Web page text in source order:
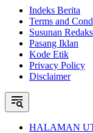
Indeks Berita
Terms and
Susunan
Pasang Iklan
Kode Etik
Privacy Policy
Disclaimer
HALAMAN